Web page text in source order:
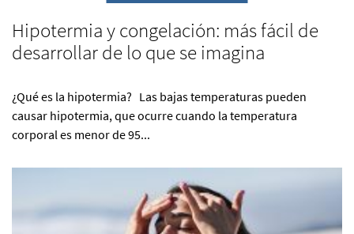
Hipotermia y congelación: más fácil de
desarrollar de lo que se imagina
¿Qué es la hipotermia? Las bajas temperaturas pueden
causar hipotermia, que ocurre cuando la temperatura
corporal es menor de 95...